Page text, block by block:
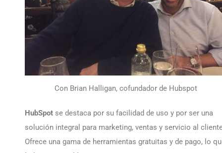
Con Brian Halligan, cofundador de Hubspot
HubSpot se destaca por su facilidad de uso y por ser una
solución integral para marketing, ventas y servicio al
Ofrece una gama de herramientas gratuitas y de pago, lo